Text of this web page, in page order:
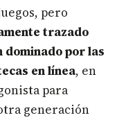
pero
trazado
dominado por las
en línea, en
para
generación